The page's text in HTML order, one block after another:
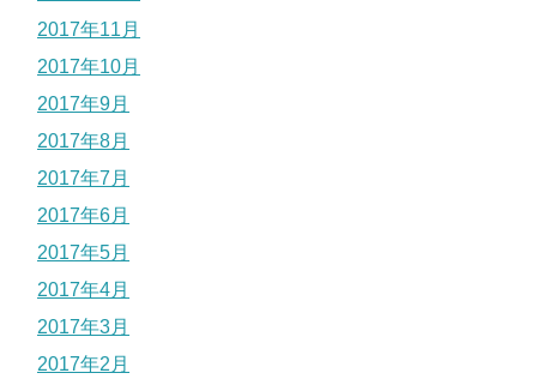
2017年11月
2017年10月
2017年9月
2017年8月
2017年7月
2017年6月
2017年5月
2017年4月
2017年3月
2017年2月